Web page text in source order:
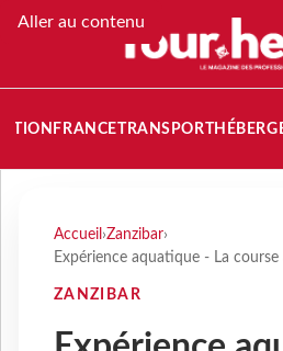
Aller au contenu
FRANCETRANSPORT
Accueil ›Zanzibar›
Expérience aquatique - La
ZANZIBAR